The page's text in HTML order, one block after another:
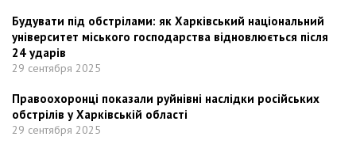
Будувати під обстрілами: як Харківський національний
університет міського господарства відновлюється після
24 ударів
29 сентября 2025
Правоохоронці показали руйнівні наслідки російських
обстрілів у Харківській області
29 сентября 2025